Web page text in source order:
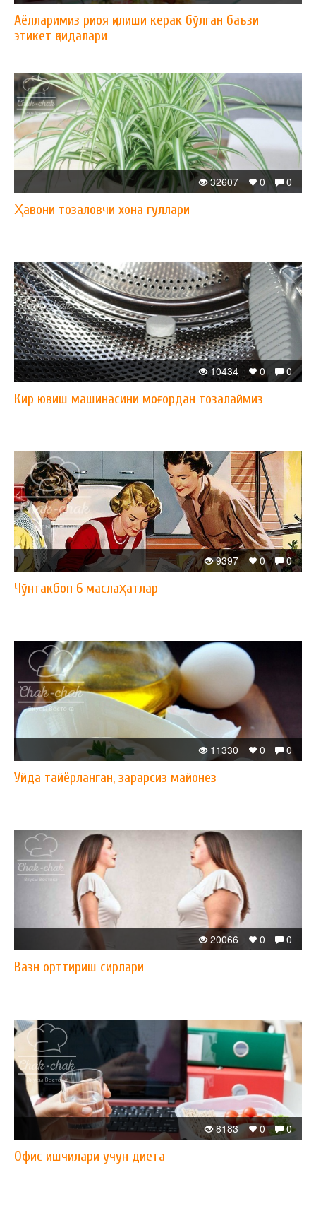
Аёлларимиз риоя қилиши керак бўлган баъзи
этикет қоидалари
0
0
32607
Ҳавони тозаловчи хона гуллари
0
0
10434
Кир ювиш машинасини моғордан тозалаймиз
0
0
9397
Чўнтакбоп 6 маслаҳатлар
0
0
11330
Уйда тайёрланган, зарарсиз майонез
0
0
20066
Вазн орттириш сирлари
0
0
8183
Офис ишчилари учун диета